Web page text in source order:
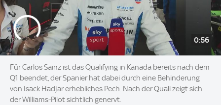
0:56
Für Carlos Sainz ist das Qualifying in Kanada bereits nach dem
Q1 beendet, der Spanier hat dabei durch eine Behinderung
von Isack Hadjar erhebliches Pech. Nach der Quali zeigt sich
der Williams-Pilot sichtlich genervt.